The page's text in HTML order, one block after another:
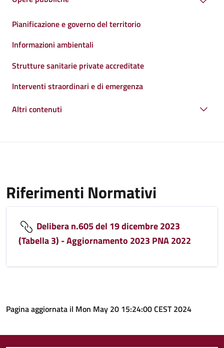
Pianificazione e governo del territorio
Informazioni ambientali
Strutture sanitarie private accreditate
Interventi straordinari e di emergenza
Altri contenuti
Riferimenti Normativi
Delibera n.605 del 19 dicembre 2023
(Tabella 3) - Aggiornamento 2023 PNA 2022
Pagina aggiornata il Mon May 20 15:24:00 CEST 2024